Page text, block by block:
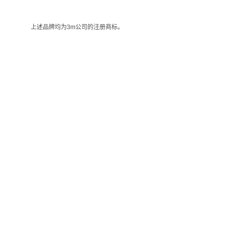
上述品牌均为3m公司的注册商标。